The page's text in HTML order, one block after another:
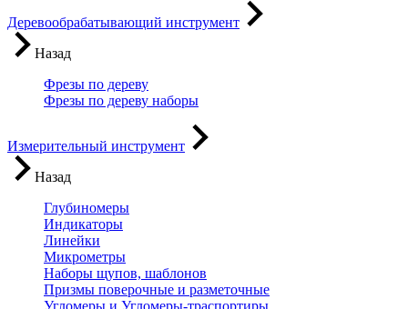
Деревообрабатывающий инструмент
Назад
Фрезы по дереву
Фрезы по дереву наборы
Измерительный инструмент
Назад
Глубиномеры
Индикаторы
Линейки
Микрометры
Наборы щупов, шаблонов
Призмы поверочные и разметочные
Угломеры и Угломеры-траспортиры